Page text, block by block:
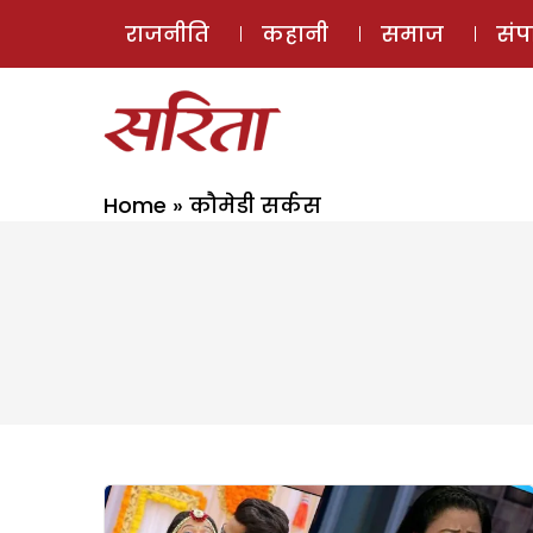
राजनीति कहानी समाज
Home » कौमेडी सर्कस